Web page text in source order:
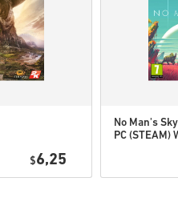
Pogledaj brzi vodič iznad ili
• Odaberi svoj proizvod
• Unesi svoju e-mail adresu
• Odaberi željeni način
Nakon toga dobit ćeš e-mail
$6,25
No Man's Sky
PC (STEAM)